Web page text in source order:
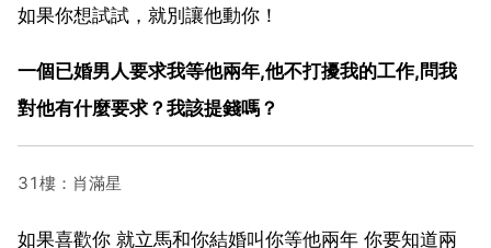
如果你想試試，就別讓他動你！
一個已婚男人要求我等他兩年,他不打擾我的工作,問我
對他有什麼要求？我該提錢嗎？
31樓：肖滿星
如果喜歡你 就立馬和你結婚叫你等他兩年 你要知道兩